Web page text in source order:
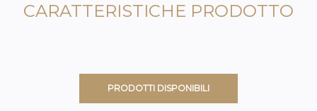
CARATTERISTICHE PRODOTTO
PRODOTTI DISPONIBILI